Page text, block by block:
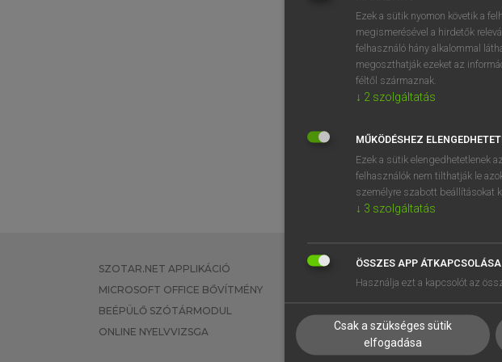
BELÉPÉS
SZOTAR.NET APPLIKÁCIÓ
MICROSOFT OFFICE BŐVÍTMÉNY
BEÉPÜLŐ SZÓTÁRMODUL
ONLINE NYELVVIZSGA
EGYÉNI FELHASZNÁLÓKNAK
TANULÓKNAK
VÁLLALATI MEGOLDÁSOK
SÚGÓ
Ezek a sütik nyomon követik a
megismerésével a hirdetők
felhasználó hány alkalommal
megoszthatják ezeket az
féltől származnak.
↓ 2 szolgáltatás
MŰKÖDÉSHEZ
Ezek a sütik elengedhetetlenek
felhasználók nem tilthatják le
személyre szabott beállításokat
↓ 3 szolgáltatás
ÖSSZES APP ÁTKAPCSOLÁSA
Használja ezt a kapcsolót az
Csak a szükséges sütik
elfogadása